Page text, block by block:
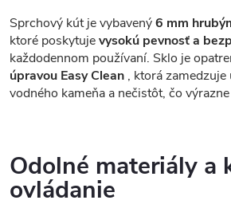
Sprchový kút je vybavený6 mm
ktoré poskytujevysokú pevnosť a
každodennom používaní. Sklo je
úpravou Easy Clean , ktorá zamedzuje
vodného kameňa a nečistôt, čo
Odolné materiály a
ovládanie